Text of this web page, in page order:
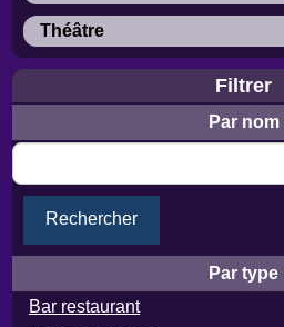
Théâtre
Filtrer
Par nom
Rechercher
Par type
Bar restaurant